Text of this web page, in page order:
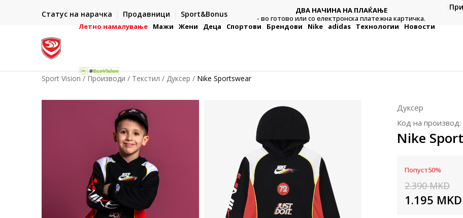
Статус на нарачка Продавници Sport&Bonus
- на сите нарачки во готово или со електронска платежна
ДВА НАЧИНА НА ПЛАЌАЊЕ
- во готово или со електронска платежна картичка.
Летно намалување Мажи Жени Деца Спортови Брендови Nike adidas Технологии Новости
Sport Vision Производи Текстил Дуксер Nike Sportswear
Дуксер
Код на производ:
Nike
Попуст50%
2.390 MKD
1.195 MKD